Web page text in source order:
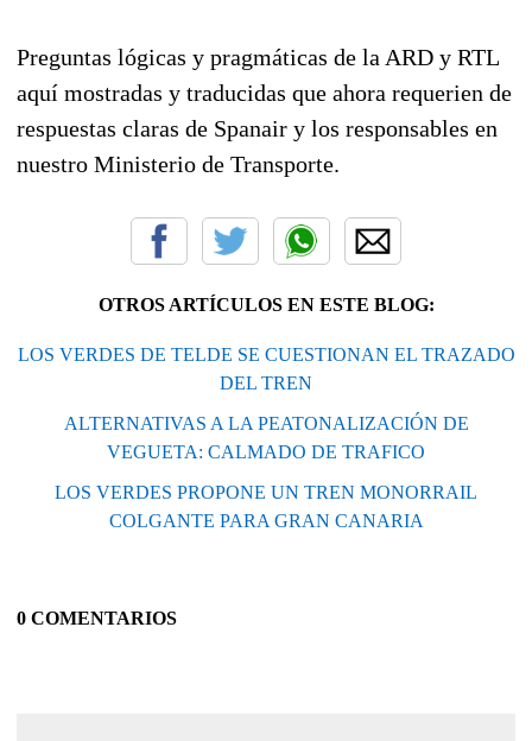
Preguntas lógicas y pragmáticas de la ARD y RTL
aquí mostradas y traducidas que ahora requerien de
respuestas claras de Spanair y los responsables en
nuestro Ministerio de Transporte.
OTROS ARTÍCULOS EN ESTE BLOG:
LOS VERDES DE TELDE SE CUESTIONAN EL TRAZADO
DEL TREN
ALTERNATIVAS A LA PEATONALIZACIÓN DE
VEGUETA: CALMADO DE TRAFICO
LOS VERDES PROPONE UN TREN MONORRAIL
COLGANTE PARA GRAN CANARIA
0 COMENTARIOS